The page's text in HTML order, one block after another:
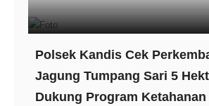
Polsek Kandis Cek
Jagung Tumpang Sari 5
Dukung Program Ketahanan